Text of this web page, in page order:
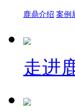
鹿鼎介绍 案例
走进